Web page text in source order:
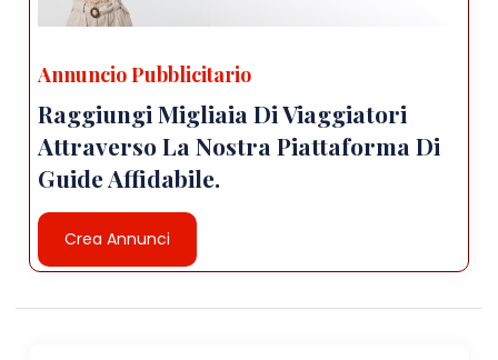
Annuncio Pubblicitario
Raggiungi Migliaia Di Viaggiatori
Attraverso La Nostra Piattaforma Di
Guide Affidabile.
Crea Annunci